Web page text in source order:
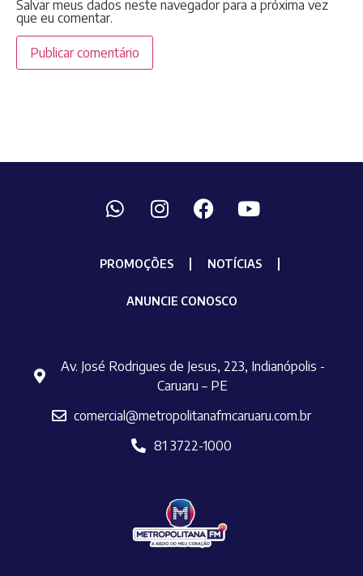
Salvar meus dados neste navegador para a próxima vez
que eu comentar.
PROMOÇÕES NOTÍCIAS
ANUNCIE CONOSCO
Av. José Rodrigues de Jesus, 223, Indianópolis -
Caruaru – PE
comercial@metropolitanafmcaruaru.com.br
81 3722-1000